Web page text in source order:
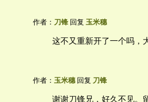
作者： 刀锋 回复 玉米穗
这不又重新开了一个吗，
作者： 玉米穗回复 刀锋
谢谢刀锋兄，好久不见。